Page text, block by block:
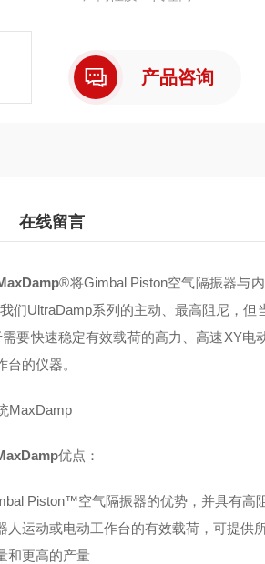
产品咨询
在线留言
®将Gimbal Piston空气隔振器与
们UltraDamp系列的主动、最高阻尼，
要快速稳定有效载荷的高力、高速XY
的仪器。
优点：
Piston™空气隔振器的优势，并具有高
人运动或电动工作台的有效载荷，可提供
和更高的产量